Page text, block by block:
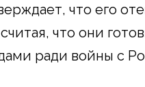
что его
что они
ради войны с